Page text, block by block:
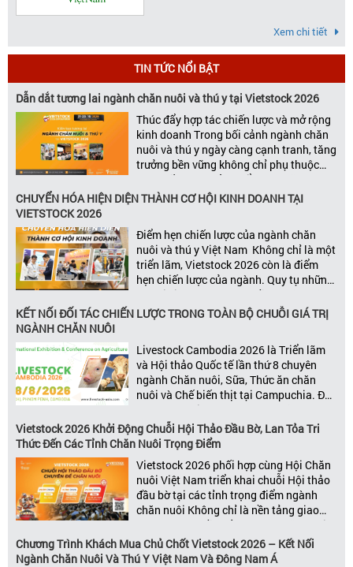
Xem chi tiết
TIN TỨC NỔI BẬT
Dẫn dắt tương lai ngành chăn nuôi và thú y tại Vietstock 2026
Thúc đẩy hợp tác chiến lược và mở rộng
kinh doanh Trong bối cảnh ngành chăn
nuôi và thú y ngày càng cạnh tranh, tăng
trưởng bền vững không chỉ phụ thuộc
vào chất lượng sản phẩm hay năng lực
đổi mới, mà còn được thúc đẩy bởi khả
năng xây dựng các mối quan […]
CHUYỂN HÓA HIỆN DIỆN THÀNH CƠ HỘI KINH DOANH TẠI
VIETSTOCK 2026
Điểm hẹn chiến lược của ngành chăn
nuôi và thú y Việt Nam Không chỉ là một
triển lãm, Vietstock 2026 còn là điểm
hẹn chiến lược của ngành. Quy tụ những
đơn vị kinh doanh hàng đầu, những lãnh
đạo và nhà cung cấp trong chuỗi giá
trị ngành, Vietstock mang đến nền tảng
giá trị […]
KẾT NỐI ĐỐI TÁC CHIẾN LƯỢC TRONG TOÀN BỘ CHUỖI GIÁ TRỊ
NGÀNH CHĂN NUÔI
Livestock Cambodia 2026 là Triển lãm
và Hội thảo Quốc tế lần thứ 8 chuyên
ngành Chăn nuôi, Sữa, Thức ăn chăn
nuôi và Chế biến thịt tại Campuchia. Đây
được đánh giá là một trong những sự
kiện thương mại thường niên uy tín và
đáng chú ý nhất của ngành nông nghiệp
– chăn […]
Vietstock 2026 Khởi Động Chuỗi Hội Thảo Đầu Bờ, Lan Tỏa Tri
Thức Đến Các Tỉnh Chăn Nuôi Trọng Điểm
Vietstock 2026 phối hợp cùng Hội Chăn
nuôi Việt Nam triển khai chuỗi Hội thảo
đầu bờ tại các tỉnh trọng điểm ngành
chăn nuôi Không chỉ là nền tảng giao
thương hàng đầu của ngành chăn nuôi
và thú y, Vietstock còn là triển lãm duy
nhất tại Việt Nam tổ chức thường niên
Chương Trình Khách Mua Chủ Chốt Vietstock 2026 – Kết Nối
Ngành Chăn Nuôi Và Thú Y Việt Nam Và Đông Nam Á